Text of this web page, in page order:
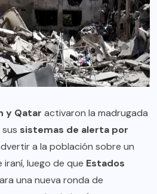
y Qatar activaron la madrugada
sistemas de alerta por
a la población sobre un
luego de que Estados
una nueva ronda de